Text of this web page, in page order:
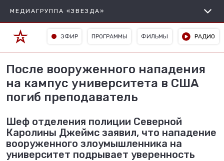
МЕДИАГРУППА «ЗВЕЗДА»
ЭФИР ПРОГРАММЫ ФИЛЬМЫ РАДИО
После вооруженного нападения
на кампус университета в США
погиб преподаватель
Шеф отделения полиции Северной
Каролины Джеймс заявил, что нападение
вооруженного злоумышленника на
университет подрывает уверенность